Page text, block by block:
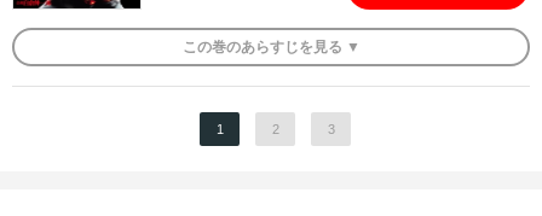
この巻のあらすじを 見る ▼
1 2 3